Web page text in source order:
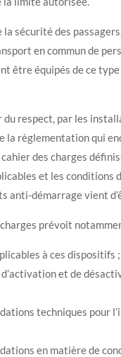
sécurité des
en commun de
être équipés de ce
du respect, par les
la règlementation qui
des charges
et les conditions
anti-démarrage vient
prévoit
à ces dispositifs ;
et de
techniques pour
en matière de